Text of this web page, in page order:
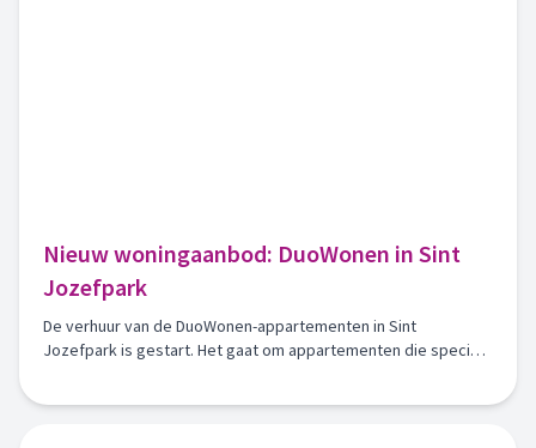
Nieuw woningaanbod: DuoWonen in Sint
Jozefpark
De verhuur van de DuoWonen-appartementen in Sint
Jozefpark is gestart. Het gaat om appartementen die speciaal